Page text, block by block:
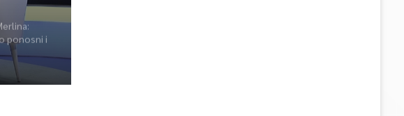
ponosni i